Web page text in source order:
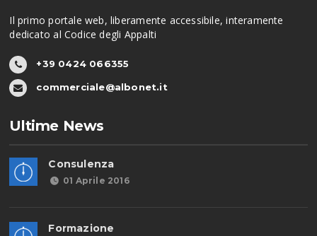
Il primo portale web, liberamente accessibile, interamente
dedicato al Codice degli Appalti
+39 0424 066355
commerciale@albonet.it
Ultime News
Consulenza
01 Aprile 2016
Formazione